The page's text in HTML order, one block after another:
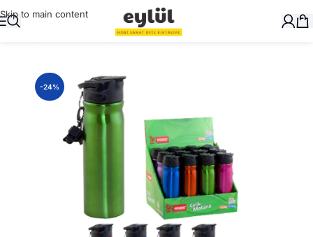
Skip to main content
Okul Gereçleri/Matara
-24%